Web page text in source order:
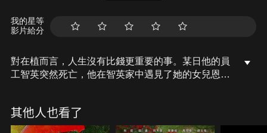
我的星等
影片給分
對在植而言，人生沒有比錢更重要的事。某日他的員
工智英突然死亡，他在智英家中遇見了她的女兒恩
恩惠，沒想到兩人的生活會如此艱難與不便。於是在
植開始教恩惠透過指尖溝通，兩人也朝著意想不到的
其他人也看了